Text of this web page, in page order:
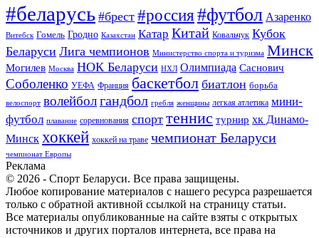
#беларусь #брест #россия#футбол Азаренко
Витебск Гомель Гродно Казахстан Катар Китай Ковальчук Кубок
Беларуси Лига чемпионов Министерство спорта и туризма Минск
Могилев Москва НОК Беларуси НХЛ Олимпиада Саснович
Соболенко УЕФА Франция баскетбол биатлон борьба
велоспорт волейболгандбол гребля женщины легкая атлетика мини-
футбол плавание соревнования спорт теннис турнир хк Динамо-
Минск хоккей хоккей на траве чемпионат Беларуси
чемпионат Европы
Реклама
© 2026 - Спорт Беларуси. Все права защищены.
Любое копирование материалов с нашего ресурса разрешается
только с обратной активной ссылкой на страницу статьи.
Все материалы опубликованные на сайте взяты с открытых
источников и других порталов интернета, все права на